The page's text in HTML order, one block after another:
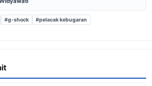
#g-shock #pelacak kebugaran